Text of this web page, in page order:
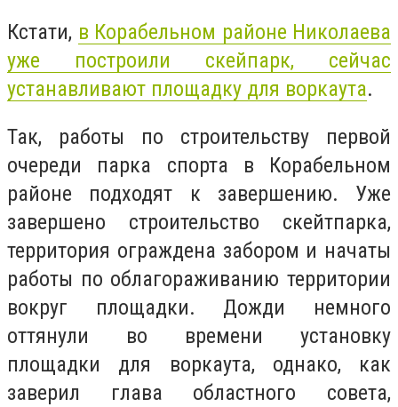
Кстати, в Корабельном районе Николаева
уже построили скейпарк, сейчас
устанавливают площадку для воркаута.
Так, работы по строительству первой
очереди парка спорта в Корабельном
районе подходят к завершению. Уже
завершено строительство скейтпарка,
территория ограждена забором и начаты
работы по облагораживанию территории
вокруг площадки. Дожди немного
оттянули во времени установку
площадки для воркаута, однако, как
заверил глава областного совета,